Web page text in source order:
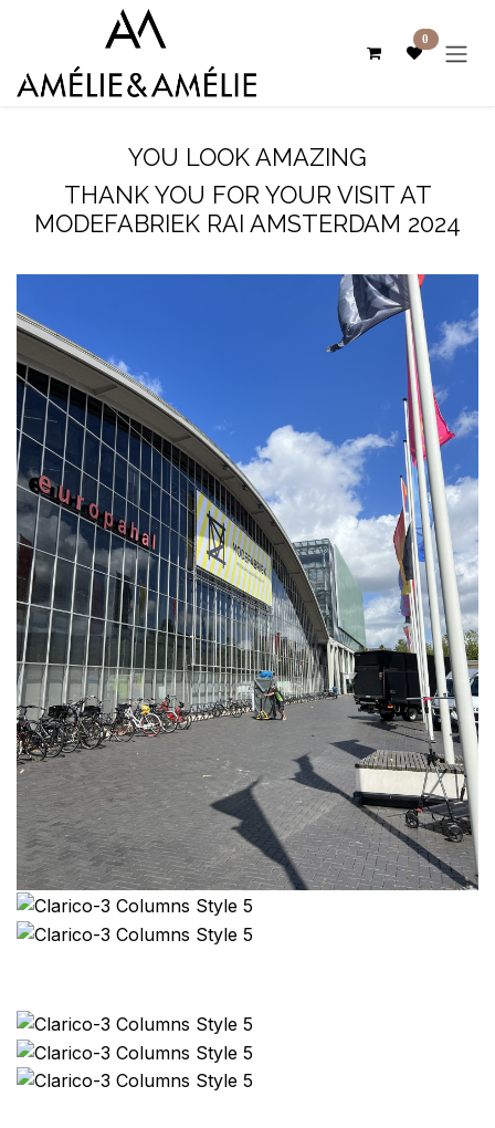
Se rendre au contenu
0
YOU LOOK AMAZING
THANK YOU FOR YOUR VISIT AT
MODEFABRIEK RAI AMSTERDAM 2024